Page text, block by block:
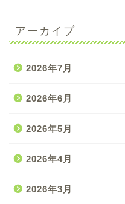
アーカイブ
2026年7月
2026年6月
2026年5月
2026年4月
2026年3月